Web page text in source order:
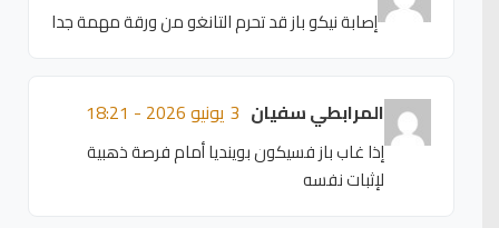
إصابة نيكو باز قد تحرم التانغو من ورقة مهمة جدا
المرابطي سفيان 3 يونيو 2026 - 18:21
إذا غاب باز فسيكون بوينديا أمام فرصة ذهبية
لإثبات نفسه